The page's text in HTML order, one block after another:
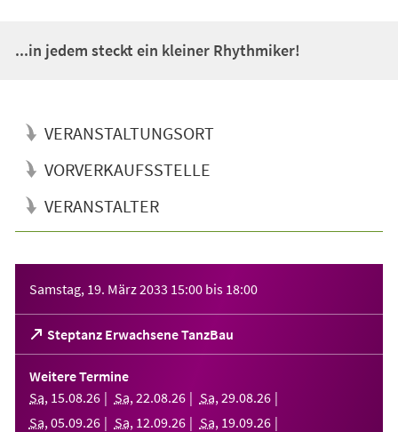
...in jedem steckt ein kleiner Rhythmiker!
VERANSTALTUNGSORT
VORVERKAUFSSTELLE
VERANSTALTER
Samstag, 19. März 2033 15:00 bis 18:00
Steptanz Erwachsene TanzBau
(Öffnet
in
einem
neuen
Tab)
Weitere Termine
Sa, 15.08.26 Sa, 22.08.26 Sa, 29.08.26
Sa, 05.09.26 Sa, 12.09.26 Sa, 19.09.26